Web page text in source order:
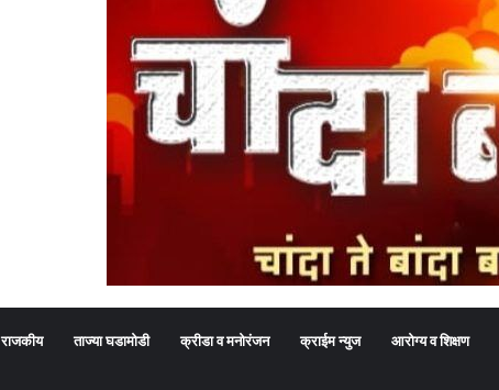
राजकीय ताज्या घडामोडी क्रीडा व मनोरंजन क्राईम न्युज आरोग्य व शिक्षण